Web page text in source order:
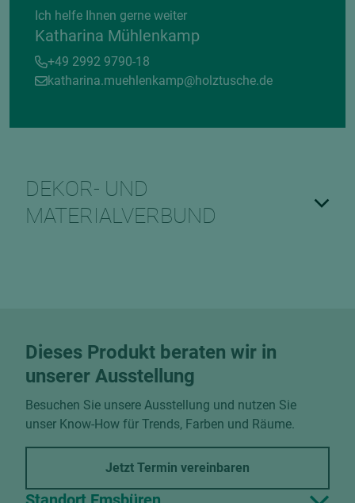
Ich helfe Ihnen gerne weiter
Katharina Mühlenkamp
+49 2992 9790-18
katharina.muehlenkamp@holztusche.de
DEKOR- UND
MATERIALVERBUND
Dieses Produkt beraten wir in
unserer Ausstellung
Besuchen Sie unsere Ausstellung und nutzen Sie
unser Know-How für Trends, Farben und Räume.
Jetzt Termin vereinbaren